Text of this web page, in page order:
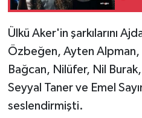
Ülkü Aker'in şarkılarını
Özbeğen, Ayten Alpman,
Bağcan, Nilüfer, Nil
Seyyal Taner ve Emel
seslendirmişti.
TURİZM
VİDEO HABER
YAŞAM